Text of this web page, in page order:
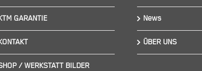
GARANTIE
/ WERKSTATT BILDER
News
ÜBER UNS